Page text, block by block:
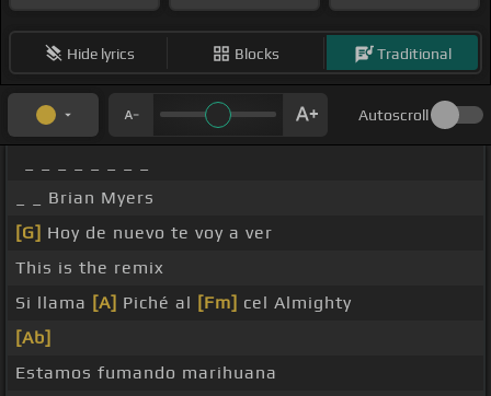
Hide lyrics Blocks Traditional
Autoscroll
_ _ Brian Myers
[G] Hoy de nuevo te voy a ver
This is the remix
Si llama [A] Piché al [Fm] cel Almighty
[Ab]
Estamos fumando marihuana